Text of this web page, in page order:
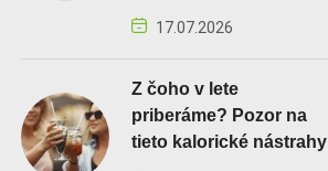
17.07.2026
Z čoho v lete
priberáme? Pozor na
tieto kalorické nástrahy